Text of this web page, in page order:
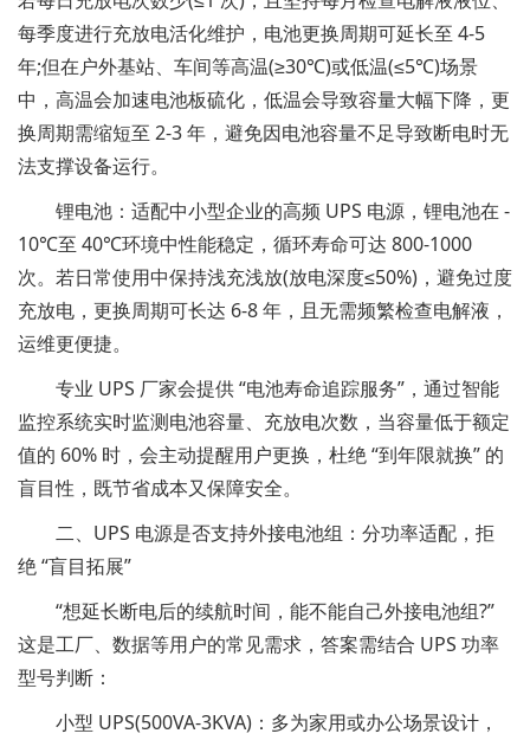
每季度进行充放电活化维护，电池更换周期可延长至 4-5
年;但在户外基站、车间等高温(≥30℃)或低温(≤5℃)场景
中，高温会加速电池板硫化，低温会导致容量大幅下降，更
换周期需缩短至 2-3 年，避免因电池容量不足导致断电时无
法支撑设备运行。
锂电池：适配中小型企业的高频 UPS 电源，锂电池在 -
10℃至 40℃环境中性能稳定，循环寿命可达 800-1000
次。若日常使用中保持浅充浅放(放电深度≤50%)，避免过度
充放电，更换周期可长达 6-8 年，且无需频繁检查电解液，
运维更便捷。
专业 UPS 厂家会提供 “电池寿命追踪服务”，通过智能
监控系统实时监测电池容量、充放电次数，当容量低于额定
值的 60% 时，会主动提醒用户更换，杜绝 “到年限就换” 的
盲目性，既节省成本又保障安全。
二、UPS 电源是否支持外接电池组：分功率适配，拒
绝 “盲目拓展”
“想延长断电后的续航时间，能不能自己外接电池组?”
这是工厂、数据等用户的常见需求，答案需结合 UPS 功率
型号判断：
小型 UPS(500VA-3KVA)：多为家用或办公场景设计，